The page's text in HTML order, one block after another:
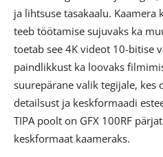
ja lihtsuse tasakaalu.
teeb töötamise sujuvaks ka
toetab see 4K videot 10-bitise
paindlikkust ka loovaks
suurepärane valik tegijale, kes
detailsust ja keskformaadi
TIPA poolt on GFX 100RF
keskformaat kaameraks.